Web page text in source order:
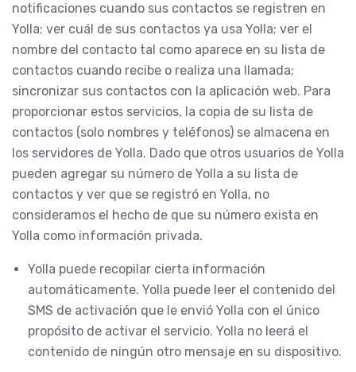
notificaciones cuando sus contactos se registren en
Yolla; ver cuál de sus contactos ya usa Yolla; ver el
nombre del contacto tal como aparece en su lista de
contactos cuando recibe o realiza una llamada;
sincronizar sus contactos con la aplicación web. Para
proporcionar estos servicios, la copia de su lista de
contactos (solo nombres y teléfonos) se almacena en
los servidores de Yolla. Dado que otros usuarios de Yolla
pueden agregar su número de Yolla a su lista de
contactos y ver que se registró en Yolla, no
consideramos el hecho de que su número exista en
Yolla como información privada.
Yolla puede recopilar cierta información
automáticamente. Yolla puede leer el contenido del
SMS de activación que le envió Yolla con el único
propósito de activar el servicio. Yolla no leerá el
contenido de ningún otro mensaje en su dispositivo.